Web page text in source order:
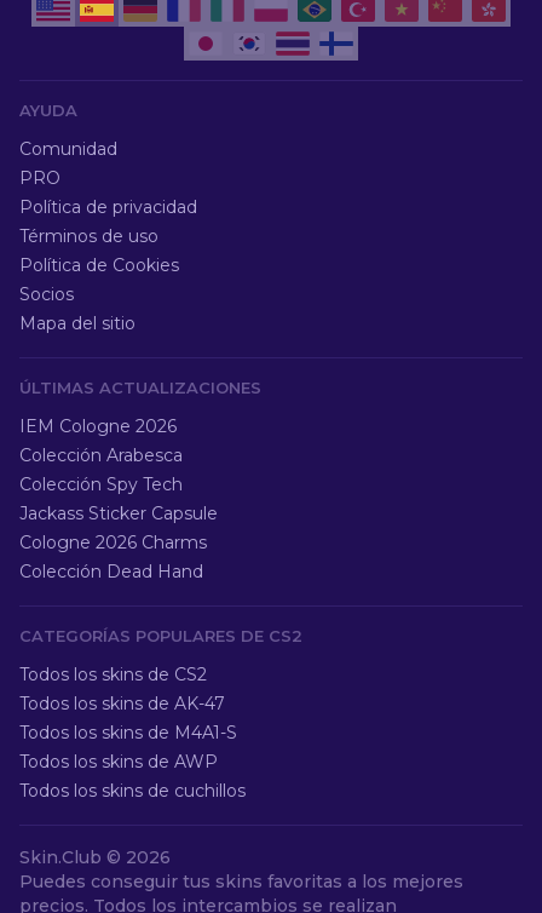
AYUDA
Comunidad
PRO
Política de privacidad
Términos de uso
Política de Cookies
Socios
Mapa del sitio
ÚLTIMAS ACTUALIZACIONES
IEM Cologne 2026
Colección Arabesca
Colección Spy Tech
Jackass Sticker Capsule
Cologne 2026 Charms
Colección Dead Hand
CATEGORÍAS POPULARES DE CS2
Todos los skins de CS2
Todos los skins de AK-47
Todos los skins de M4A1-S
Todos los skins de AWP
Todos los skins de cuchillos
Skin.Club © 2026
Puedes conseguir tus skins favoritas a los mejores
precios. Todos los intercambios se realizan